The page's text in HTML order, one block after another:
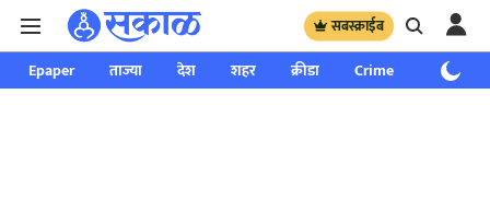
सबस्क्राईब
Epaper ताज्या देश शहर क्रीडा Crime साप्ताहिक